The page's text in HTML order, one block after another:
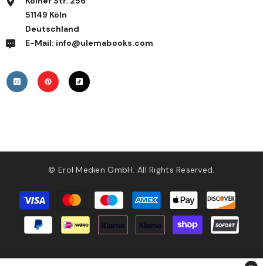
51149 Köln
Deutschland
E-Mail: info@ulemabooks.com
© Erol Medien GmbH. All Rights Reserved.
Zahlungsmethoden